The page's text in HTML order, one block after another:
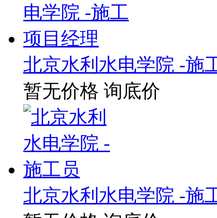
北京水利水电学院 -施
暂无价格 询底价
北京水利水电学院 -施